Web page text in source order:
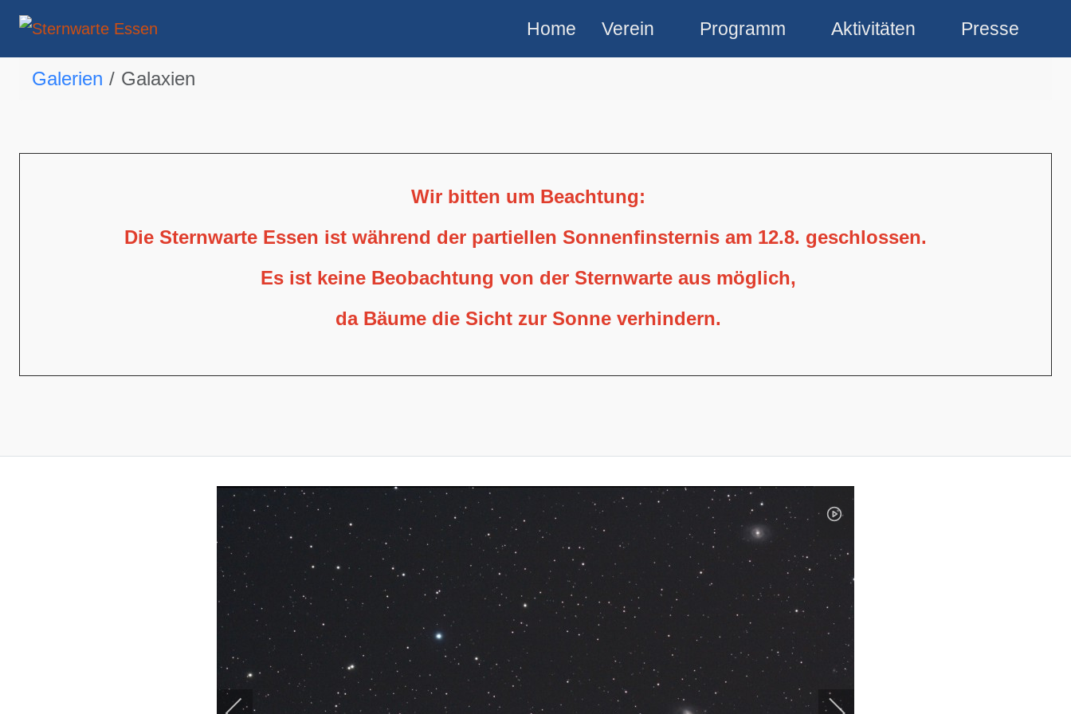
Home Verein Programm Aktivitäten Presse
Galerien Galaxien
Wir bitten um Beachtung:
Die Sternwarte Essen ist während der partiellen Sonnenfinsternis am 12.8. geschlossen.
Es ist keine Beobachtung von der Sternwarte aus möglich,
da Bäume die Sicht zur Sonne verhindern.